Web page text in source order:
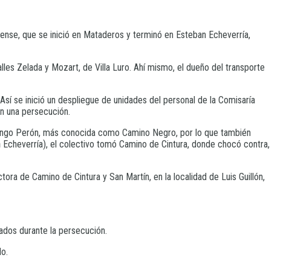
que se inició en Mataderos y terminó en Esteban Echeverría,
Zelada y Mozart, de Villa Luro. Ahí mismo, el dueño del transporte
se inició un despliegue de unidades del personal de la Comisaría
una persecución.
Perón, más conocida como Camino Negro, por lo que también
el colectivo tomó Camino de Cintura, donde chocó contra,
de Camino de Cintura y San Martín, en la localidad de Luis Guillón,
durante la persecución.